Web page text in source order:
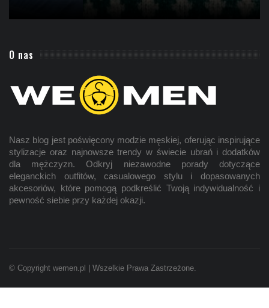
O nas
Nasz blog jest poświęcony modzie męskiej, oferując inspirujące
stylizacje oraz najnowsze trendy w świecie ubrań i dodatków
dla mężczyzn. Odkryj niezawodne porady dotyczące
eleganckich outfitów, casualowego stylu i dopasowanych
akcesoriów, które pomogą podkreślić Twoją indywidualność i
pewność siebie przy każdej okazji.
© Copyright wemen.pl | Wszelkie Prawa Zastrzeżone.